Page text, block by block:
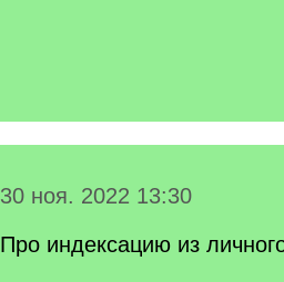
30 ноя. 2022 13:30
Про индексацию из